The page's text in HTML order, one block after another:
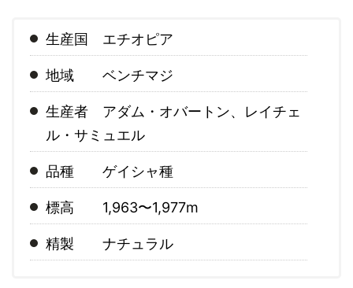
生産国 エチオピア
地域 ベンチマジ
生産者 アダム・オバートン、レイチェ
ル・サミュエル
品種 ゲイシャ種
標高 1,963〜1,977m
精製 ナチュラル